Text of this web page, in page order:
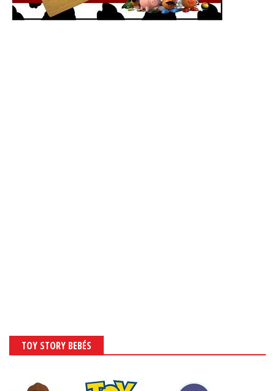
TOY STORY BEBÉS